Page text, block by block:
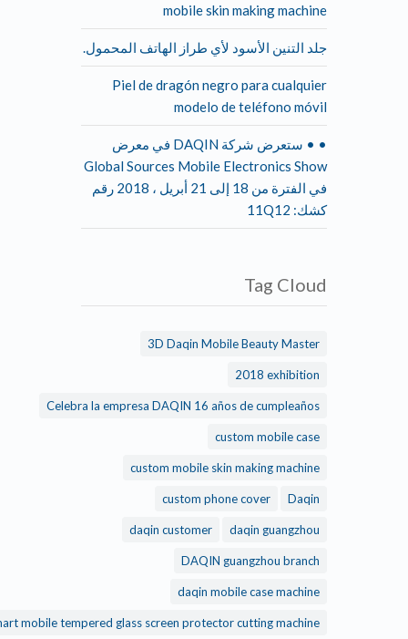
mobile skin making machine
جلد التنين الأسود لأي طراز الهاتف المحمول.
Piel de dragón negro para cualquier
modelo de teléfono móvil
• • ستعرض شركة DAQIN في معرض
Global Sources Mobile Electronics Show
في الفترة من 18 إلى 21 أبريل ، 2018 رقم
Tag Cloud
3D Daqin Mobile Beauty Master
2018 exhibition
Celebra la empresa DAQIN 16 años de cumpleaños
custom mobile case
custom mobile skin making machine
custom phone cover
daqin customer daqin guangzhou
DAQIN guangzhou branch
daqin mobile case machine
daqin smart mobile tempered glass screen protector cutting machine